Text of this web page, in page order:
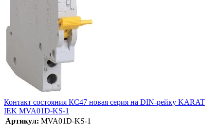
Контакт состояния КС47 новая серия на DIN-рейку KARAT
IEK MVA01D-KS-1
Артикул: MVA01D-KS-1